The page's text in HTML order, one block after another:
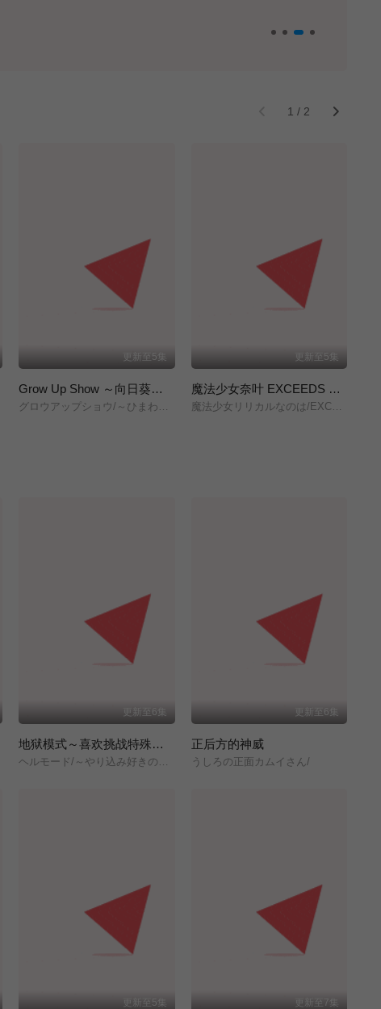
更新至5集
Grow Up Show ～向日葵马戏团～
グロウアップショウ/～ひまわりのサーカス団～/
更新至5集
魔法少女奈叶 EXCEEDS Gun Blaze Vengeance
魔法少女リリカルなのは/EXCEEDS/Gun/Blaze/Vengeance/
1 / 2
更新至6集
地狱模式～喜欢挑战特殊成就的玩家在废设定的异世界成为无双～第二季
更新至6集
正后方的神威
うしろの正面カムイさん/
更新至5集 更新至7集